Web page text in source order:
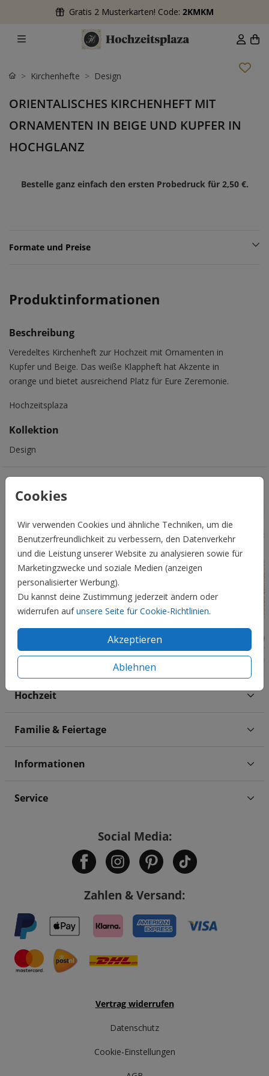
Gratis 2 Musterkarten! Code: 2KMKM
Cookies
Wir verwenden Cookies und ähnliche Techniken, um die
Benutzerfreundlichkeit zu verbessern, den Datenverkehr
und die Leistung unserer Website zu analysieren sowie für
Marketingzwecke und soziale Medien (anzeigen
personalisierter Werbung).
Du kannst deine Zustimmung jederzeit ändern oder
widerrufen aufunsere Seite für Cookie-Richtlinien.
Akzeptieren
Ablehnen
Kirchenhefte Design
ORIENTALISCHES KIRCHENHEFT MIT
ORNAMENTEN IN BEIGE UND KUPFER IN
HOCHGLANZ
Bestelle ganz einfach den ersten Probedruck für 2,50 €.
Formate und Preise
Produktinformationen
Beschreibung
Veredeltes Kirchenheft zur Hochzeit mit Ornamenten in
Kupfer und Beige. Das weiße Klappheft hat Akzente in
orange und bietet ausreichend Platz für Eure Zeremonie.
Hochzeitsplaza
Kollektion
Design
Das könnte Euch auch gefallen
Hochzeit
Familie & Feiertage
Informationen
Service
Social Media:
Zahlen & Versand:
Vertrag widerrufen
Datenschutz
Cookie-Einstellungen